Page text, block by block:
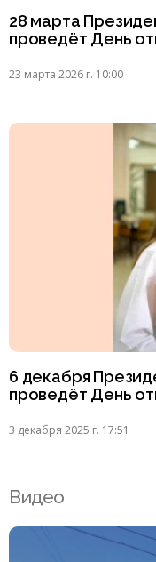
28 марта
проведёт День
23 марта 2026 г. 10:00
6 декабря
проведёт День
3 декабря 2025 г. 17:51
Видео